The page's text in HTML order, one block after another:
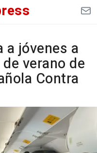
a jóvenes a
verano de
Contra